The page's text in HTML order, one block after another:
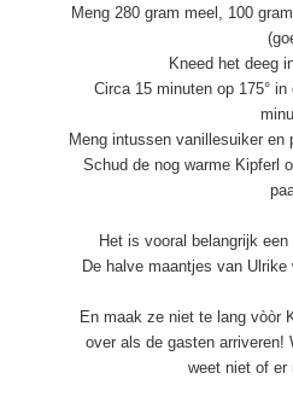
Meng 280 gram meel, 100
Kneed het deeg
Circa 15 minuten op 175°
Meng intussen vanillesuiker en
Schud de nog warme Kipferl
Het is vooral belangrijk
De halve maantjes van Ulrike
En maak ze niet te lang vòòr
over als de gasten arriveren!
weet niet of er